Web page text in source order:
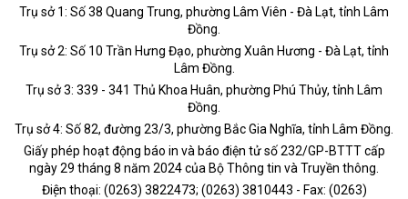
Trụ sở 1: Số 38 Quang Trung, phường Lâm Viên - Đà Lạt, tỉnh Lâm
Đồng.
Trụ sở 2: Số 10 Trần Hưng Đạo, phường Xuân Hương - Đà Lạt, tỉnh
Lâm Đồng.
Trụ sở 3: 339 - 341 Thủ Khoa Huân, phường Phú Thủy, tỉnh Lâm
Đồng.
Trụ sở 4: Số 82, đường 23/3, phường Bắc Gia Nghĩa, tỉnh Lâm Đồng.
Giấy phép hoạt động báo in và báo điện tử số 232/GP-BTTT cấp
ngày 29 tháng 8 năm 2024 của Bộ Thông tin và Truyền thông.
Điện thoại: (0263) 3822473; (0263) 3810443 - Fax: (0263)